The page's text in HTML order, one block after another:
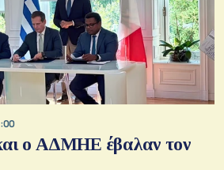
ο ΑΔΜΗΕ έβαλαν τον